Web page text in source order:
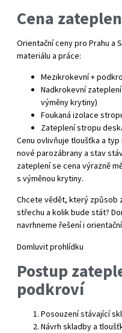
Cena
Orientační ceny pro Prahu a
materiálu a práce:
Mezikrokevní +
Nadkrokevní
výměny krytiny)
Foukaná izolace
Zateplení stropu
Cenu ovlivňuje tloušťka a
nové parozábrany a stav
zateplení se cena výrazně
s výměnou krytiny.
Chcete vědět, který způsob
střechu a kolik bude stát?
navrhneme řešení i
Domluvit prohlídku
Postup
podkroví
Posouzení stávající
Návrh skladby a